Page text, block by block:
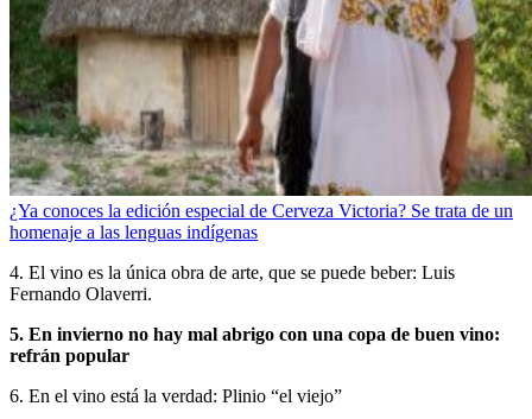
¿Ya conoces la edición especial de Cerveza Victoria? Se trata de un
homenaje a las lenguas indígenas
4. El vino es la única obra de arte, que se puede beber: Luis
Fernando Olaverri.
5. En invierno no hay mal abrigo con una copa de buen vino:
refrán popular
6. En el vino está la verdad: Plinio “el viejo”